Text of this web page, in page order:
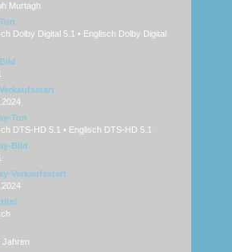
Murtagh
Dolby Digital 5.1 • Englisch Dolby Digital
Ton
DTS-HD 5.1 • Englisch DTS-HD 5.1
Bild
Verkaufsstart
Jahren